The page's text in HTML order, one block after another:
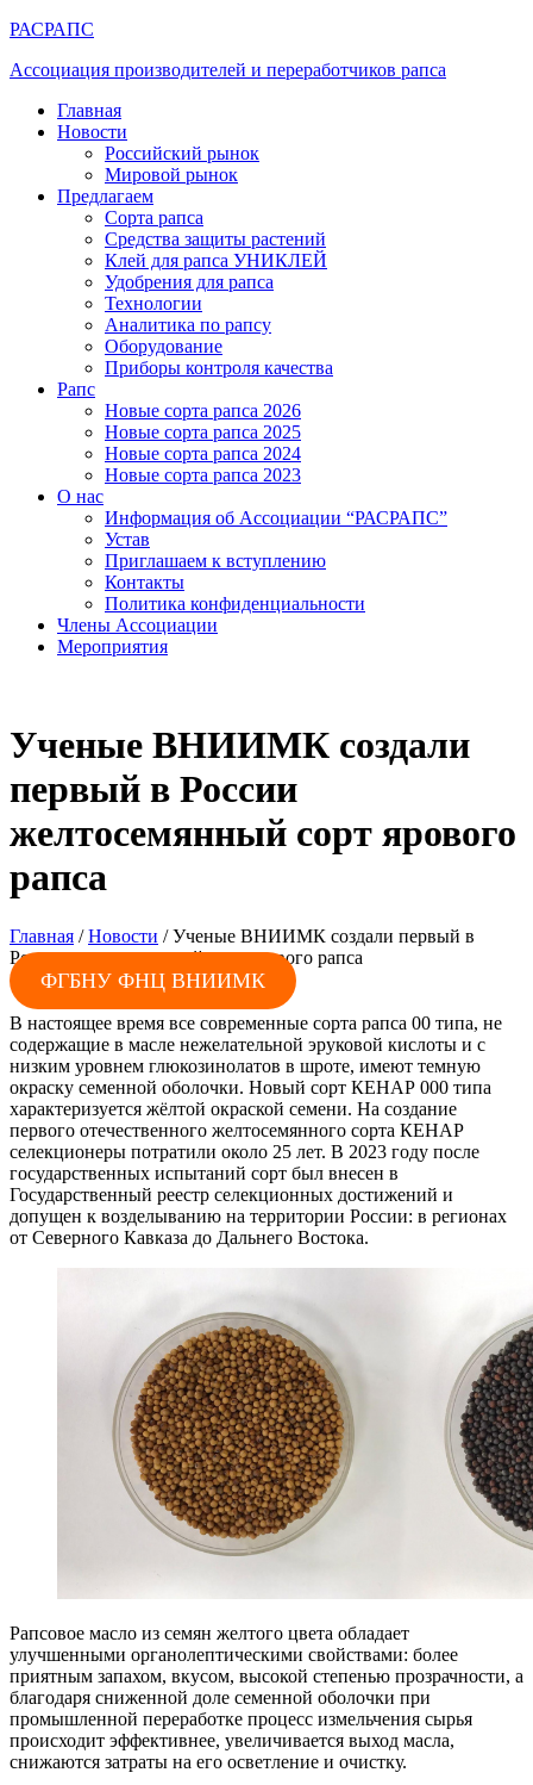
РАСРАПС
Ассоциация производителей и переработчиков рапса
Главная
Новости
Российский рынок
Мировой рынок
Предлагаем
Сорта рапса
Средства защиты растений
Клей для рапса УНИКЛЕЙ
Удобрения для рапса
Технологии
Аналитика по рапсу
Оборудование
Приборы контроля качества
Рапс
Новые сорта рапса 2026
Новые сорта рапса 2025
Новые сорта рапса 2024
Новые сорта рапса 2023
О нас
Информация об Ассоциации “РАСРАПС”
Устав
Приглашаем к вступлению
Контакты
Политика конфиденциальности
Члены Ассоциации
Мероприятия
Ученые ВНИИМК создали
первый в России
желтосемянный сорт ярового
рапса
Главная /Новости /Ученые ВНИИМК создали первый в
России желтосемянный сорт ярового рапса
ФГБНУ ФНЦ ВНИИМК
В настоящее время все современные сорта рапса 00 типа, не
содержащие в масле нежелательной эруковой кислоты и с
низким уровнем глюкозинолатов в шроте, имеют темную
окраску семенной оболочки. Новый сорт КЕНАР 000 типа
характеризуется жёлтой окраской семени. На создание
первого отечественного желтосемянного сорта КЕНАР
селекционеры потратили около 25 лет. В 2023 году после
государственных испытаний сорт был внесен в
Государственный реестр селекционных достижений и
допущен к возделыванию на территории России: в регионах
от Северного Кавказа до Дальнего Востока.
Рапсовое масло из семян желтого цвета обладает
улучшенными органолептическими свойствами: более
приятным запахом, вкусом, высокой степенью прозрачности, а
благодаря сниженной доле семенной оболочки при
промышленной переработке процесс измельчения сырья
происходит эффективнее, увеличивается выход масла,
снижаются затраты на его осветление и очистку.